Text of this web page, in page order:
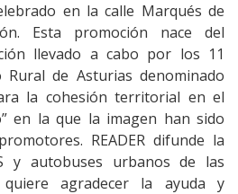
en la calle Marqués de
Esta promoción nace del
llevado a cabo por los 11
de Asturias denominado
la cohesión territorial en el
en la que la imagen han sido
READER difunde la
y autobuses urbanos de las
agradecer la ayuda y